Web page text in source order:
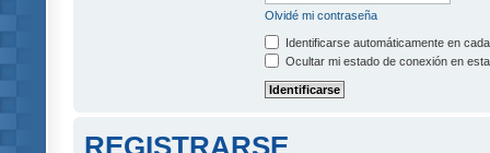
Olvidé mi contraseña
Identificarse automáticamente en
Ocultar mi estado de conexión en
REGISTRARSE